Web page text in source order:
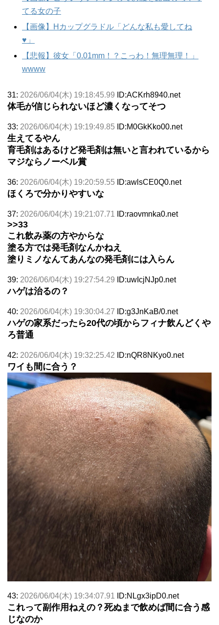
てる女の子
【画像】Hカップグラドル「どんな私も愛してね
♥」
【悲報】彼女「0.01mm！？こっわ！無理無理！」
wwww
31: 2026/06/04(木) 19:18:45.99 ID:ACKrh8940.net
体毛が信じられないほど濃くなってそつ
33: 2026/06/04(木) 19:19:49.85 ID:M0GkKko00.net
生えてるやん
育毛剤はあるけど発毛剤は無いと言われているから
マジならノーベル賞
36: 2026/06/04(木) 19:20:59.55 ID:awlsCE0Q0.net
ほくろで分かりやすいな
37: 2026/06/04(木) 19:21:07.71 ID:raovmnka0.net
>>33
これ飲み薬の方やからな
塗る方では発毛剤なんかねえ
塗りミノなんてあんなの発毛剤には入らん
39: 2026/06/04(木) 19:27:54.29 ID:uwIcjNJp0.net
ハゲは治るの？
40: 2026/06/04(木) 19:30:04.27 ID:g3JnKaB/0.net
ハゲの家系だったら20代の頃からフィナ飲んどくや
ろ普通
42: 2026/06/04(木) 19:32:25.42 ID:nQR8NKyo0.net
ワイも間に合う？
43: 2026/06/04(木) 19:34:07.91 ID:NLgx3ipD0.net
これって副作用ねえの？死ぬまで飲めば間に合う感
じなのか